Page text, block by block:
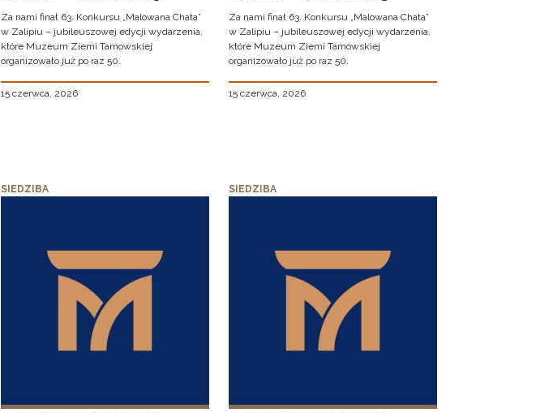
Za nami finał 63. Konkursu „Malowana Chata”
w Zalipiu – jubileuszowej edycji wydarzenia,
które Muzeum Ziemi Tarnowskiej
organizowało już po raz 50.
15 czerwca, 2026
Za nami finał 63. Konkursu „Malowana Chata”
w Zalipiu – jubileuszowej edycji wydarzenia,
które Muzeum Ziemi Tarnowskiej
organizowało już po raz 50.
15 czerwca, 2026
SIEDZIBA SIEDZIBA